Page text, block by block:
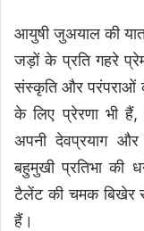
आयुषी जुअयाल की
जड़ों के प्रति गहरे
संस्कृति और परंपराओं
के लिए प्रेरणा भी
अपनी देवप्रयाग
बहुमुखी प्रतिभा की
टैलेंट की चमक बिखेर
हैं।